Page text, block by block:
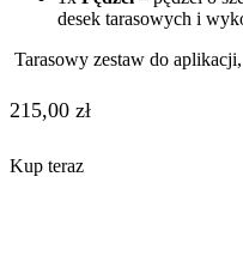
desek tarasowych i
Tarasowy zestaw do
215,00 zł
Kup teraz